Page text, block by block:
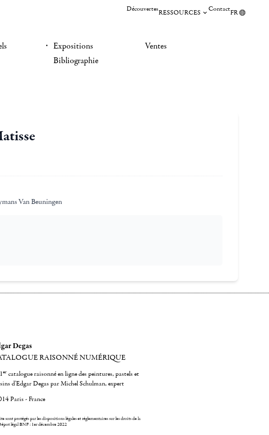
DécouvertesRESSOURCES ContactFR
Expositions
Bibliographie
Ventes
Van Beuningen
Degas
RAISONNÉ NUMÉRIQUE
er catalogue raisonné en ligne des peintures, pastels et
d'Edgar Degas par Michel Schulman, expert
Paris - France
sont protégés par les dispositions légales et réglementaires sur les droits de la
légal BNF : 1er décembre 2022